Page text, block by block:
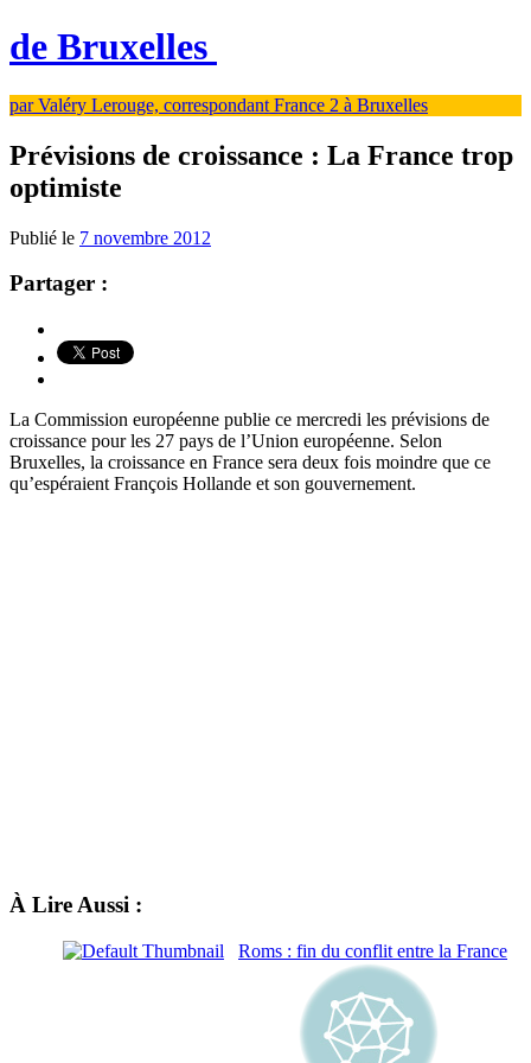
de Bruxelles
par Valéry Lerouge, correspondant France 2 à Bruxelles
Prévisions de croissance : La France trop
optimiste
Publié le 7 novembre 2012
Partager :
La Commission européenne publie ce mercredi les prévisions de
croissance pour les 27 pays de l’Union européenne. Selon
Bruxelles, la croissance en France sera deux fois moindre que ce
qu’espéraient François Hollande et son gouvernement.
À Lire Aussi :
Roms : fin du conflit entre la France